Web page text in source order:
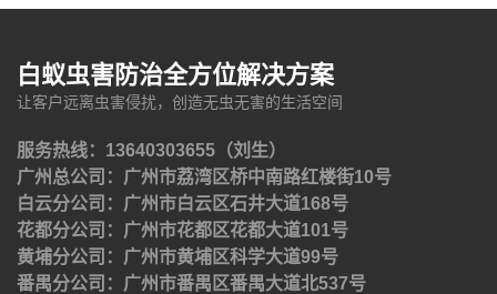
白蚁虫害防治全方位解决方案
让客户远离虫害侵扰，创造无虫无害的生活空间
服务热线：13640303655（刘生）
广州总公司：广州市荔湾区桥中南路红楼街10号
白云分公司：广州市白云区石井大道168号
花都分公司：广州市花都区花都大道101号
黄埔分公司：广州市黄埔区科学大道99号
番禺分公司：广州市番禺区番禺大道北537号